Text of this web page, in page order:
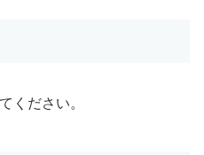
ください。